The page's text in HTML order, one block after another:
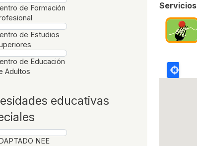
de Formación
de Estudios
de Educación
Adultos
educativas
NEE